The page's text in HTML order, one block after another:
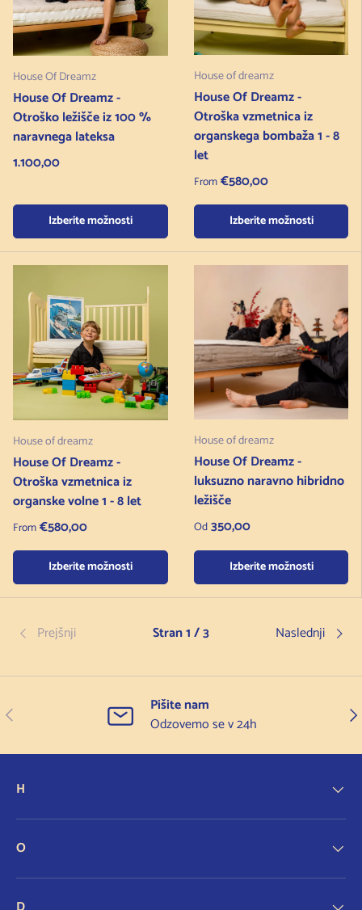
House Of Dreamz
House Of Dreamz -
Otroško ležišče iz 100 %
naravnega lateksa
Redna cena
1.100,00
Izberite možnosti
House of dreamz
House Of Dreamz -
Otroška vzmetnica iz
organskega bombaža 1 - 8
let
Regular price
From€580,00
Izberite možnosti
House of dreamz
House Of Dreamz -
Otroška vzmetnica iz
organske volne 1 - 8 let
Regular price
From€580,00
Izberite možnosti
House of dreamz
House Of Dreamz -
luksuzno naravno hibridno
ležišče
Redna cena
Od350,00
Izberite možnosti
Prejšnji Stran 1 / 3 Naslednji
Prejšnji
Pišite nam
Odzovemo se v 24h
H
O